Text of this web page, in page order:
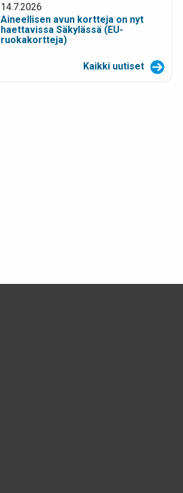
14.7.2026
Aineellisen avun kortteja on nyt
haettavissa Säkylässä (EU-
ruokakortteja)
Kaikki uutiset